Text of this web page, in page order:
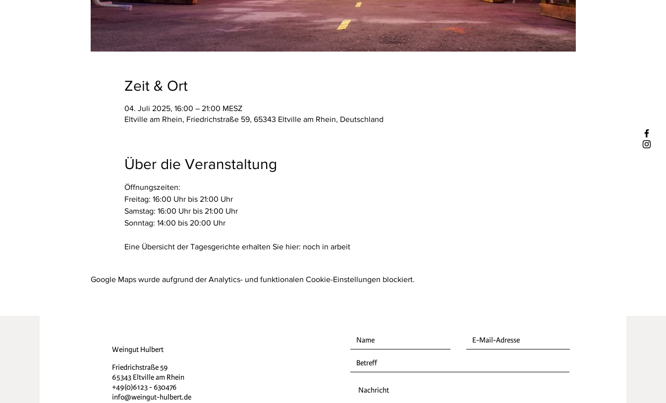
Zeit & Ort
04. Juli 2025, 16:00 – 21:00 MESZ
Eltville am Rhein, Friedrichstraße 59, 65343 Eltville am Rhein, Deutschland
Über die Veranstaltung
Öffnungszeiten:
Freitag: 16:00 Uhr bis 21:00 Uhr
Samstag: 16:00 Uhr bis 21:00 Uhr
Sonntag: 14:00 bis 20:00 Uhr
Eine Übersicht der Tagesgerichte erhalten Sie hier: noch in arbeit
Google Maps wurde aufgrund der Analytics- und funktionalen Cookie-Einstellungen blockiert.
Weingut Hulbert
Friedrichstraße 59
65343 Eltville am Rhein
+49(0)6123 - 630476
info@weingut-hulbert.de